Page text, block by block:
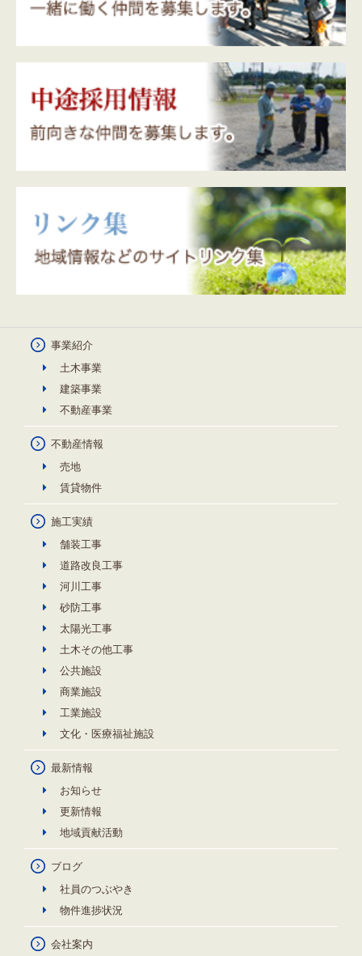
事業紹介
土木事業
建築事業
不動産事業
不動産情報
売地
賃貸物件
施工実績
舗装工事
道路改良工事
河川工事
砂防工事
太陽光工事
土木その他工事
公共施設
商業施設
工業施設
文化・医療福祉施設
最新情報
お知らせ
更新情報
地域貢献活動
ブログ
社員のつぶやき
物件進捗状況
会社案内